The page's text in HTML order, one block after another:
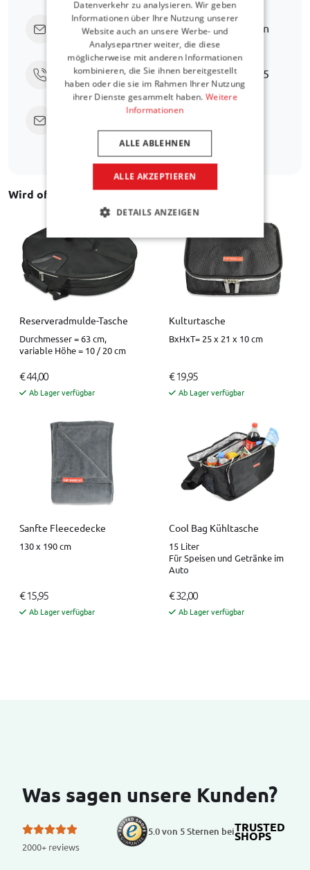
Klicken Sie hier, um uns direkt zu fragen
Rufen Sie uns an unter+31 416 660 715
Senden Sie eine E-Mail
bags.com
Wird oft zusammen gekauft
Reserveradmulde-Tasche
Durchmesser = 63 cm,
variable Höhe = 10 / 20 cm
€ 44,00
Ab Lager verfügbar
Kulturtasche
BxHxT= 25 x 21 x 10 cm
€ 19,95
Ab Lager verfügbar
Sanfte Fleecedecke
130 x 190 cm
€ 15,95
Ab Lager verfügbar
Cool Bag Kühltasche
15 Liter
Für Speisen und Getränke im
Auto
€ 32,00
Ab Lager verfügbar
Was sagen unsere Kunden?
2000+ reviews
5.0 von 5 Sternen beiTRUSTED
SHOPS
Datenverkehr zu analysieren. Wir geben
Informationen über Ihre Nutzung unserer
Website auch an unsere Werbe- und
Analysepartner weiter, die diese
möglicherweise mit anderen Informationen
kombinieren, die Sie ihnen bereitgestellt
haben oder die sie im Rahmen Ihrer Nutzung
ihrer Dienste gesammelt haben. Weitere
Informationen
ALLE AKZEPTIEREN
ALLE ABLEHNEN
DETAILS ANZEIGEN